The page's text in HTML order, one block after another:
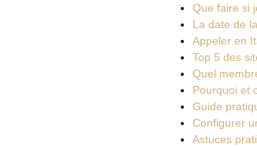
Que faire si
La date de
Appeler en
Top 5 des
Quel
Pourquoi et
Guide
Configurer
Astuces